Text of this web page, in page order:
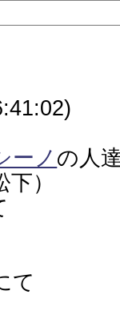
ーノ の人
）
て